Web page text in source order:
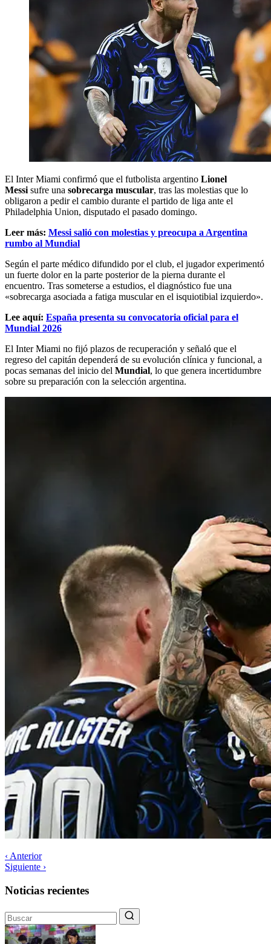
El Inter Miami confirmó que el futbolista argentino Lionel
Messi sufre una sobrecarga muscular, tras las molestias que lo
obligaron a pedir el cambio durante el partido de liga ante el
Philadelphia Union, disputado el pasado domingo.
Leer más: Messi salió con molestias y preocupa a Argentina
rumbo al Mundial
Según el parte médico difundido por el club, el jugador experimentó
un fuerte dolor en la parte posterior de la pierna durante el
encuentro. Tras someterse a estudios, el diagnóstico fue una
«sobrecarga asociada a fatiga muscular en el isquiotibial izquierdo».
Lee aquí: España presenta su convocatoria oficial para el
Mundial 2026
El Inter Miami no fijó plazos de recuperación y señaló que el
regreso del capitán dependerá de su evolución clínica y funcional, a
pocas semanas del inicio del Mundial, lo que genera incertidumbre
sobre su preparación con la selección argentina.
‹ Anterior
Siguiente ›
Noticias recientes